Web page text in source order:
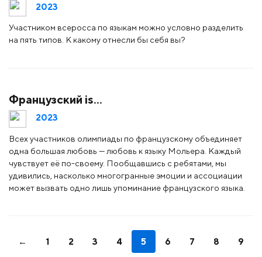
2023
Участником всеросса по языкам можно условно разделить
на пять типов. К какому отнесли бы себя вы?
Французский is…
2023
Всех участников олимпиады по французскому объединяет
одна большая любовь — любовь к языку Мольера. Каждый
чувствует её по-своему. Пообщавшись с ребятами, мы
удивились, насколько многогранные эмоции и ассоциации
может вызвать одно лишь упоминание французского языка.
← 1 2 3 4 5 6 7 8 9